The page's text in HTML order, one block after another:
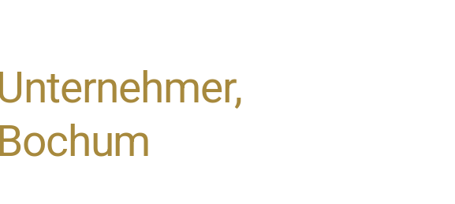
Bochum